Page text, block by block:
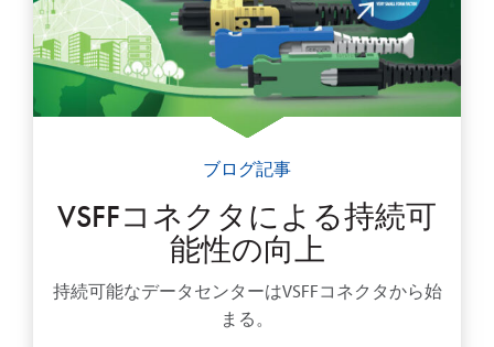
ブログ記事
VSFFコネクタによる持続可
能性の向上
持続可能なデータセンターはVSFFコネクタから始
まる。